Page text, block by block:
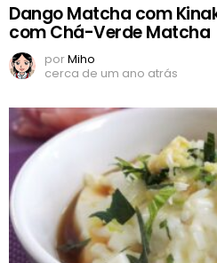
Dango Matcha com
com Chá-Verde Matcha
porMiho
cerca de um ano atrás